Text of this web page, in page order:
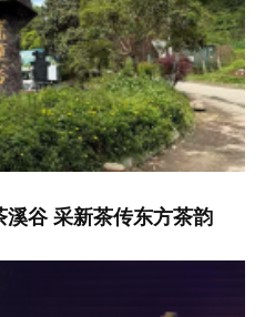
谷 采新茶传东方茶韵